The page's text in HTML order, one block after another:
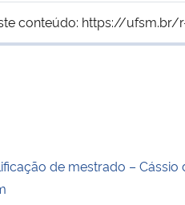
conteúdo: https://ufsm.br/
de mestrado – Cássio